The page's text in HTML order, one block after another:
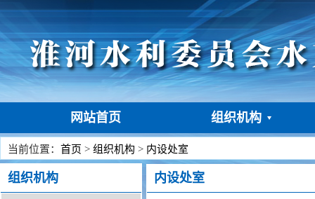
网站首页 组织机构
当前位置： 首页 > 组织机构 > 内设处室
组织机构 内设处室